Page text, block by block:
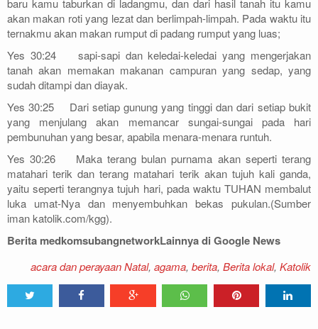
baru kamu taburkan di ladangmu, dan dari hasil tanah itu kamu
akan makan roti yang lezat dan berlimpah-limpah. Pada waktu itu
ternakmu akan makan rumput di padang rumput yang luas;
Yes 30:24 sapi-sapi dan keledai-keledai yang mengerjakan
tanah akan memakan makanan campuran yang sedap, yang
sudah ditampi dan diayak.
Yes 30:25 Dari setiap gunung yang tinggi dan dari setiap bukit
yang menjulang akan memancar sungai-sungai pada hari
pembunuhan yang besar, apabila menara-menara runtuh.
Yes 30:26 Maka terang bulan purnama akan seperti terang
matahari terik dan terang matahari terik akan tujuh kali ganda,
yaitu seperti terangnya tujuh hari, pada waktu TUHAN membalut
luka umat-Nya dan menyembuhkan bekas pukulan.(Sumber
iman katolik.com/kgg).
Berita medkomsubangnetworkLainnya di Google News
acara dan perayaan Natal, agama, berita, Berita lokal, Katolik